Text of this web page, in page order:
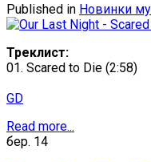
Published in Новинки
Треклист:
01. Scared to Die (2:58)
GD
Read more...
бер. 14